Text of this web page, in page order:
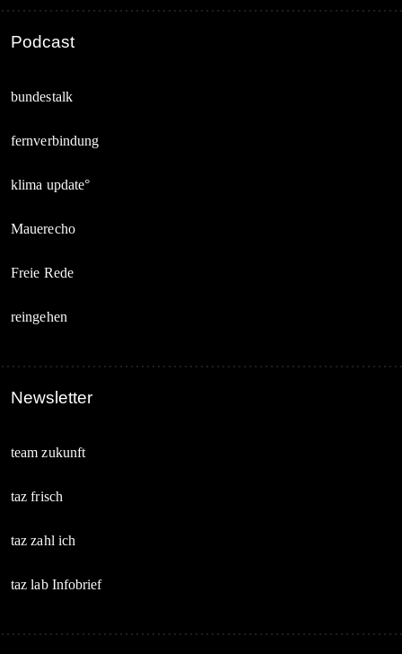
Podcast
bundestalk
fernverbindung
klima update°
Mauerecho
Freie Rede
reingehen
Newsletter
team zukunft
taz frisch
taz zahl ich
taz lab Infobrief